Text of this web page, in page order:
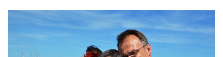
SPENDEN
Mitglied werden